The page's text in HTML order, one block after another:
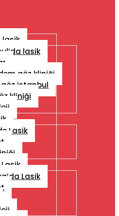
lasik
lasik
göz kliniği
göz istanbul
kliniği
Lasik
Lasik